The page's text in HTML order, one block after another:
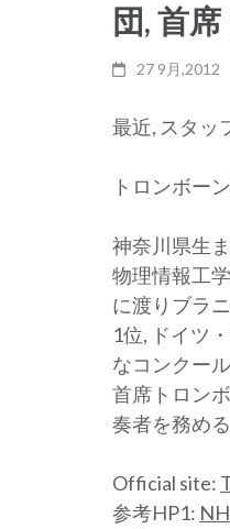
団, 首
27 9月,2012
最近, スタッ
トロンボー
神奈川県生
物理情報工
に渡りブラ
1位, ドイツ
なコンクー
首席トロン
奏者を務め
Official site:
参考HP1: